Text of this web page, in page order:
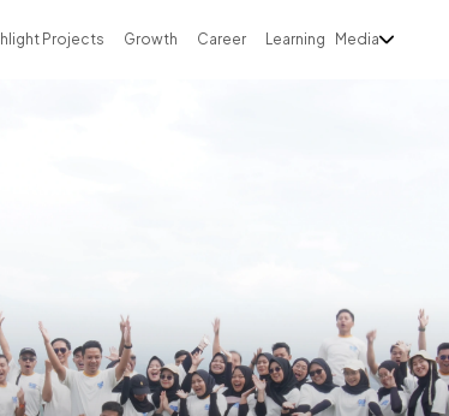
Projects Growth Career Learning Media